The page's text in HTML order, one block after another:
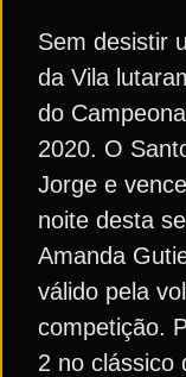
Sem desistir
da Vila
do
2020. O
Jorge e
noite desta
Amanda
válido pela
competição.
2 no clássico